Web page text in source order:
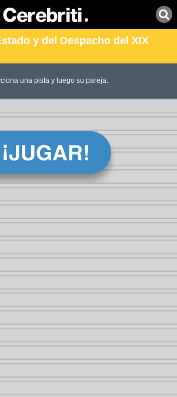
y del Despacho del XIX
una pista y luego su pareja.